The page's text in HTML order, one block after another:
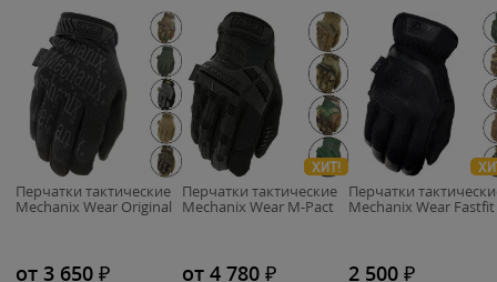
Перчатки тактические
Mechanix Wear Original
от 3 650 ₽
ХИТ!
Перчатки тактические
Mechanix Wear M-Pact
от 4 780 ₽
Перчатки
Mechanix Wear Fastfit
2 500 ₽